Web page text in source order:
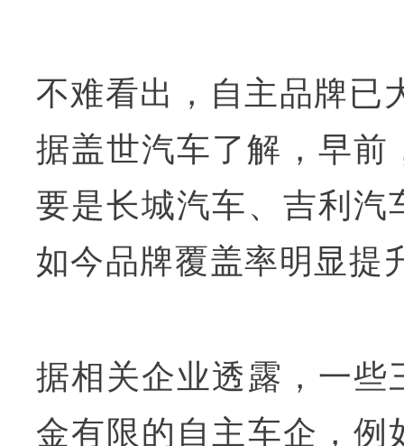
不难看出，自主品牌已
据盖世汽车了解，早前
要是长城汽车、吉利
如今品牌覆盖率明显提
据相关企业透露，一
金有限的自主车企，